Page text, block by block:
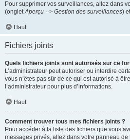
Pour supprimer vos surveillances, allez dans
(ongletAperçu --> Gestion des surveillances)
Haut
Fichiers joints
Quels fichiers joints sont autorisés sur ce
L’administrateur peut autoriser ou interdire
vous n’êtes pas sûr de ce qui est autorisé à
l’administrateur pour plus d’informations.
Haut
Comment trouver tous mes fichiers joints ?
Pour accéder à la liste des fichiers que vous
messages privés, allez dans votre panneau de